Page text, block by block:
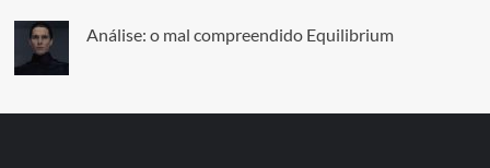
Análise: o mal compreendido Equilibrium